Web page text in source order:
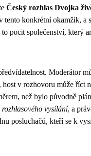
Český rozhlas Dvojka
tento konkrétní okamžik, a
pocit společenství, který
Moderátor
v rozhovoru může říct
než bylo původně
vysílání, a
posluchačů, kteří se k